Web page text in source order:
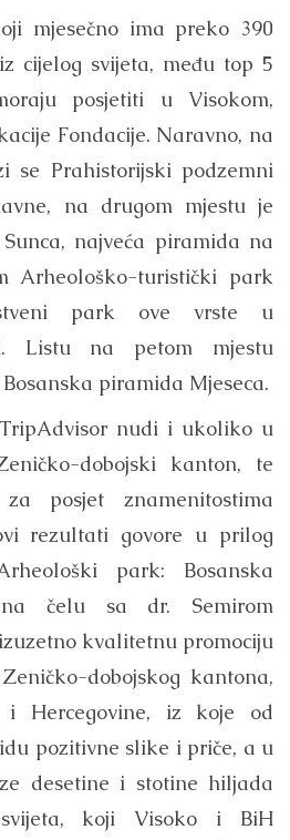
mjesečno ima preko 390
cijelog svijeta, među top 5
posjetiti u Visokom,
Fondacije. Naravno, na
se Prahistorijski podzemni
na drugom mjestu je
najveća piramida na
Arheološko-turistički park
park ove vrste u
Listu na petom mjestu
piramida Mjeseca.
nudi i ukoliko u
dobojski kanton, te
posjet znamenitostima
rezultati govore u prilog
park: Bosanska
na čelu sa dr. Semirom
kvalitetnu promociju
dobojskog kantona,
Hercegovine, iz koje od
pozitivne slike i priče, a u
desetine i stotine hiljada
koji Visoko i BiH